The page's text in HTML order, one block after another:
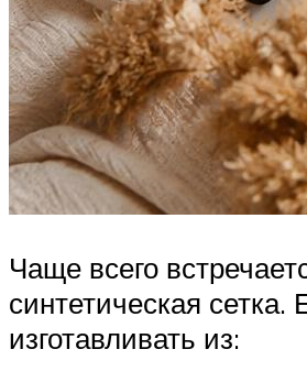
Чаще всего
синтетическая сетка.
изготавливать из: